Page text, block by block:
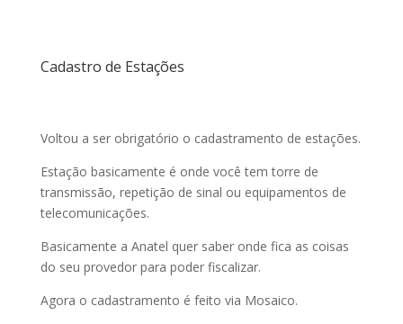
Cadastro de Estações
Voltou a ser obrigatório o cadastramento de estações.
Estação basicamente é onde você tem torre de
transmissão, repetição de sinal ou equipamentos de
telecomunicações.
Basicamente a Anatel quer saber onde fica as coisas
do seu provedor para poder fiscalizar.
Agora o cadastramento é feito via Mosaico.